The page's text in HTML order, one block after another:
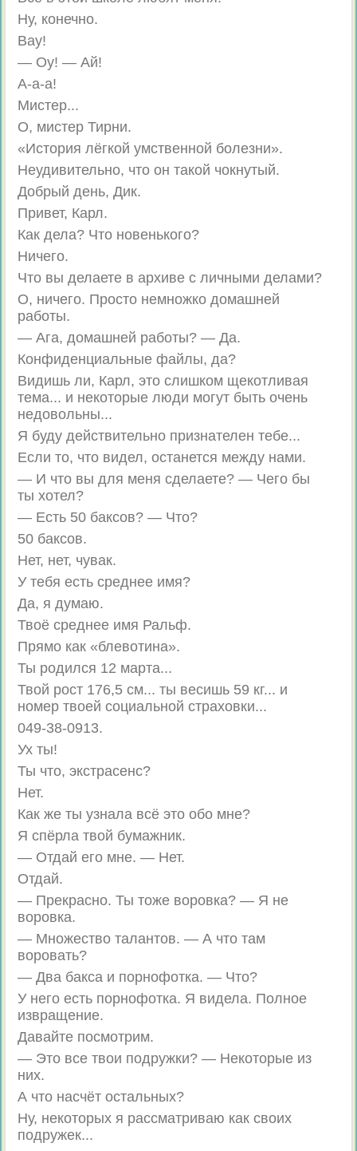
Ну, конечно.
Вау!
— Оу! — Ай!
А-а-а!
Мистер...
О, мистер Тирни.
«История лёгкой умственной болезни».
Неудивительно, что он такой чокнутый.
Добрый день, Дик.
Привет, Карл.
Как дела? Что новенького?
Ничего.
Что вы делаете в архиве с личными делами?
О, ничего. Просто немножко домашней
работы.
— Ага, домашней работы? — Да.
Конфиденциальные файлы, да?
Видишь ли, Карл, это слишком щекотливая
тема... и некоторые люди могут быть очень
недовольны...
Я буду действительно признателен тебе...
Если то, что видел, останется между нами.
— И что вы для меня сделаете? — Чего бы
ты хотел?
— Есть 50 баксов? — Что?
50 баксов.
Нет, нет, чувак.
У тебя есть среднее имя?
Да, я думаю.
Твоё среднее имя Ральф.
Прямо как «блевотина».
Ты родился 12 марта...
Твой рост 176,5 см... ты весишь 59 кг... и
номер твоей социальной страховки...
049-38-0913.
Ух ты!
Ты что, экстрасенс?
Нет.
Как же ты узнала всё это обо мне?
Я спёрла твой бумажник.
— Отдай его мне. — Нет.
Отдай.
— Прекрасно. Ты тоже воровка? — Я не
воровка.
— Множество талантов. — А что там
воровать?
— Два бакса и порнофотка. — Что?
У него есть порнофотка. Я видела. Полное
извращение.
Давайте посмотрим.
— Это все твои подружки? — Некоторые из
них.
А что насчёт остальных?
Ну, некоторых я рассматриваю как своих
подружек...